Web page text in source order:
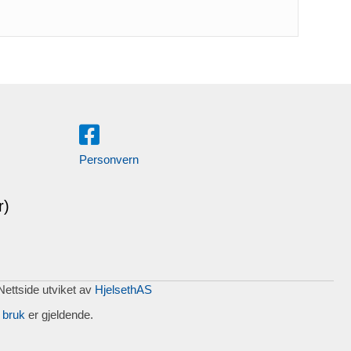
Personvern
utviket av HjelsethAS
er gjeldende.